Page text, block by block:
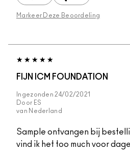
Markeer Deze Beoordeling
FIJN ICM FOUNDATION
Ingezonden 24/02/2021
Door ES
van Nederland
Sample ontvangen bij
vind ik het too much voor